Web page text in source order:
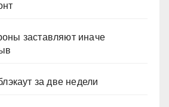
заставляют иначе
за две недели